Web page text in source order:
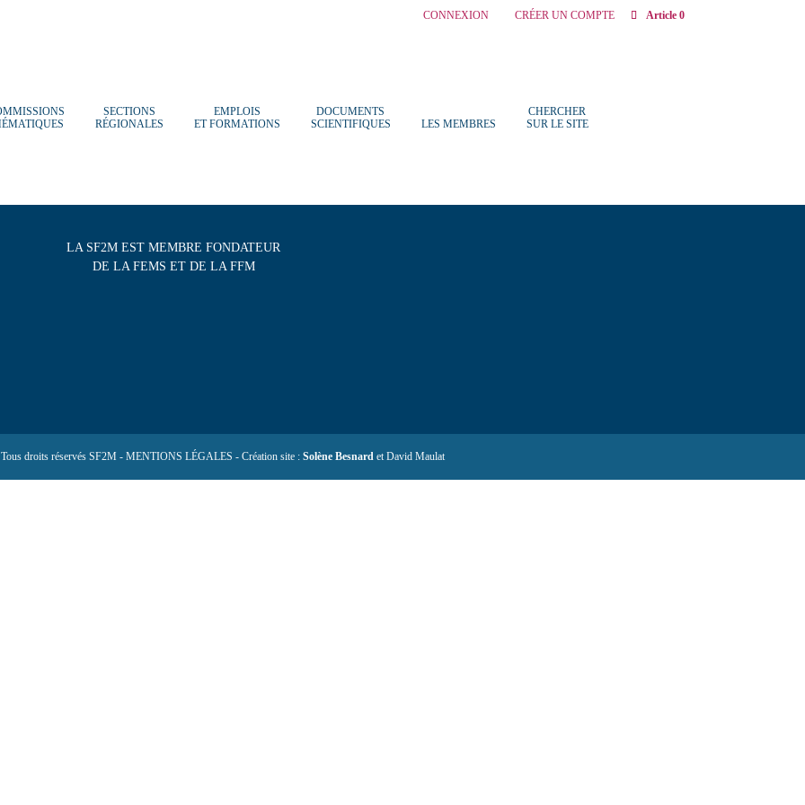
CONNEXION CRÉER UN COMPTE Article 0
SECTIONS
RÉGIONALES
EMPLOIS
ET FORMATIONS
DOCUMENTS
SCIENTIFIQUES
LES MEMBRES
CHERCHER
SUR LE SITE
LA SF2M EST MEMBRE FONDATEUR
DE LA FEMS ET DE LA FFM
droits réservés SF2M - MENTIONS LÉGALES - Création site : Solène Besnard et David Maulat